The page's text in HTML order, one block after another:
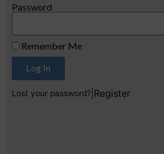
Password
Remember Me
Log In
Lost your password? Register